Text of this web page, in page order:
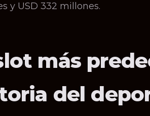
y USD 332 millones.
más
del